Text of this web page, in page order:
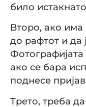
било
Второ, ако има
до рафтот и да
ако се бара
поднесе
Трето, треба